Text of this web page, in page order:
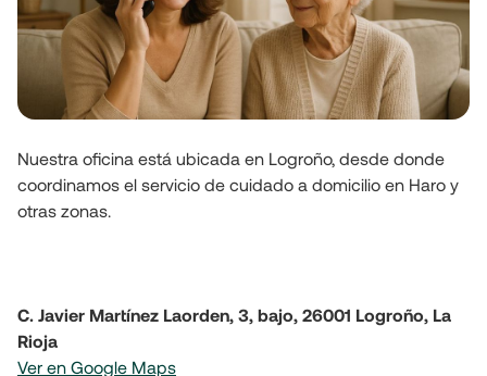
Nuestra oficina está ubicada en Logroño, desde donde
coordinamos el servicio de cuidado a domicilio en Haro y
otras zonas.
C. Javier Martínez Laorden, 3, bajo, 26001 Logroño, La
Rioja